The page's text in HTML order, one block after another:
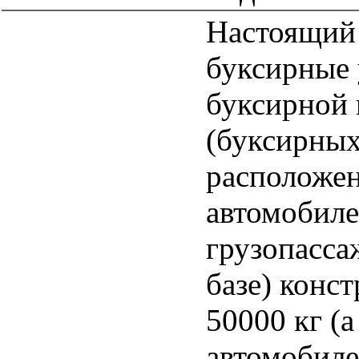
Настоящий
буксирные
буксирной
базе)
50000 кг